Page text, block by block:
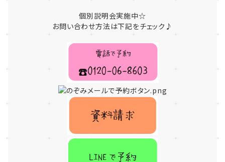
個別説明会実施中☆
お問い合わせ方法は下記をチェック♪